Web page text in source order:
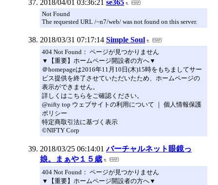
2018/04/01 03:36:21 se365
Not Found
The requested URL /~n7/web/ was not found on this server.
2018/03/31 07:17:14 Simple Soul
404 Not Found： ページが見つかりません
▼【重要】ホームページ開設者の方へ▼
＠homepageは2016年11月10日(木)15時をもちましてサー
ビス提供を終了させていただいたため、ホームページの
表示ができません。
詳しくはこちらをご確認ください。
@nifty top ウェブサイトの利用について ｜ 個人情報保護
ポリシー
特定商取引法に基づく表示
©NIFTY Corp
2018/03/25 06:14:01 バーチャルネット眼鏡っ
娘。まぁや１５歳
404 Not Found： ページが見つかりません
▼【重要】ホームページ開設者の方へ▼